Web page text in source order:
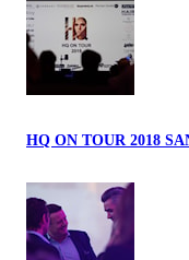
HQ ON TOUR 2018